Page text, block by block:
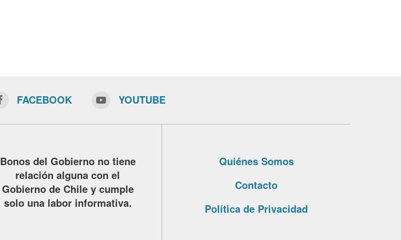
FACEBOOK YOUTUBE
Bonos del Gobierno no tiene
relación alguna con el
Gobierno de Chile y cumple
solo una labor informativa.
Quiénes Somos
Contacto
Política de Privacidad